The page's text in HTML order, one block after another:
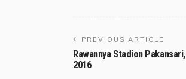
PREVIOUS ARTICLE
Rawannya Stadion
2016